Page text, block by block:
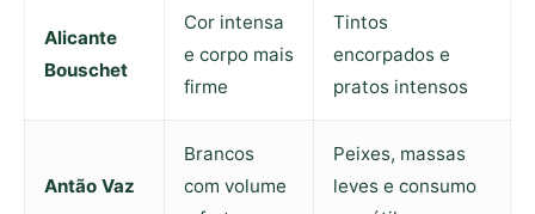
Alicante
Bouschet
Cor intensa
e corpo mais
firme
Tintos
encorpados e
pratos intensos
Antão Vaz
Brancos
com volume
Peixes, massas
leves e consumo